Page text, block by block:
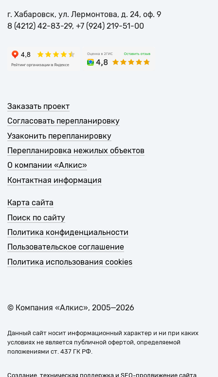
г. Хабаровск, ул. Лермонтова, д. 24, оф. 9
8 (4212) 42-83-29, +7 (924) 219-51-00
Заказать проект
Согласовать перепланировку
Узаконить перепланировку
Перепланировка нежилых объектов
О компании «Алкис»
Контактная информация
Карта сайта
Поиск по сайту
Политика конфиденциальности
Пользовательское соглашение
Политика использования cookies
© Компания «Алкис», 2005—2026
Данный сайт носит информационный характер и ни при каких
условиях не является публичной офертой, определяемой
положениями ст. 437 ГК РФ.
Создание, техническая поддержка и SEO-продвижение сайта